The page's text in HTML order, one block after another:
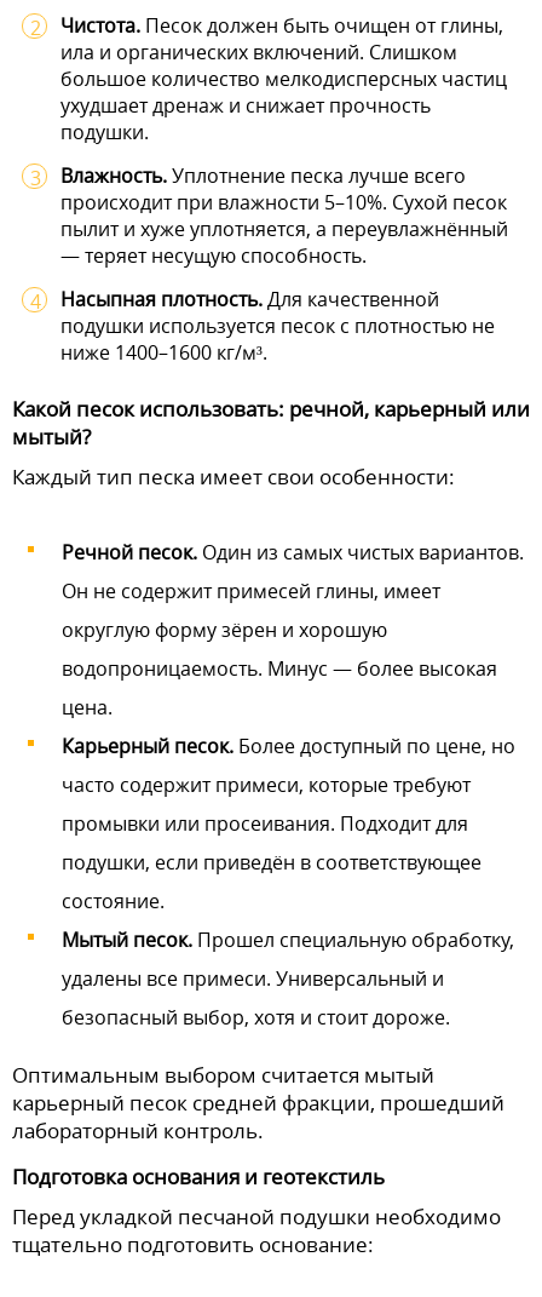
Чистота. Песок должен быть очищен от глины,
ила и органических включений. Слишком
большое количество мелкодисперсных частиц
ухудшает дренаж и снижает прочность
подушки.
Влажность.Уплотнение песка лучше всего
происходит при влажности 5–10%. Сухой песок
пылит и хуже уплотняется, а переувлажнённый
— теряет несущую способность.
Насыпная плотность.Для качественной
подушки используется песок с плотностью не
ниже 1400–1600 кг/м³.
Какой песок использовать: речной, карьерный или
мытый?
Каждый тип песка имеет свои особенности:
Речной песок. Один из самых чистых вариантов.
Он не содержит примесей глины, имеет
округлую форму зёрен и хорошую
водопроницаемость. Минус — более высокая
цена.
Карьерный песок. Более доступный по цене, но
часто содержит примеси, которые требуют
промывки или просеивания. Подходит для
подушки, если приведён в соответствующее
состояние.
Мытый песок. Прошел специальную обработку,
удалены все примеси. Универсальный и
безопасный выбор, хотя и стоит дороже.
Оптимальным выбором считается мытый
карьерный песок средней фракции, прошедший
лабораторный контроль.
Подготовка основания и геотекстиль
Перед укладкой песчаной подушки необходимо
тщательно подготовить основание: